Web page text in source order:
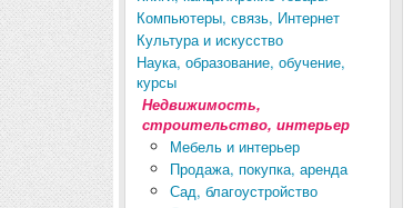
Компьютеры, связь, Интернет
Культура и искусство
Наука, образование, обучение,
курсы
Недвижимость,
строительство, интерьер
Мебель и интерьер
Продажа, покупка, аренда
Сад, благоустройство